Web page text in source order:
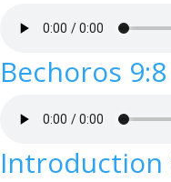
Bechoros 9:8
Introduction